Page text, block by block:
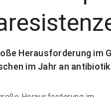
Herausforderung im
im Jahr an